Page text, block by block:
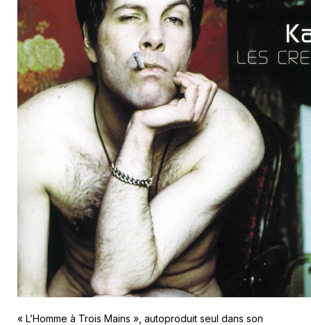
« L’Homme à Trois Mains », autoproduit seul dans son